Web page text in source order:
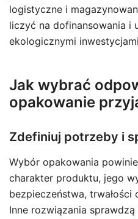
logistyczne i
liczyć na dofinansowania i
ekologicznymi
Jak wybrać
opakowanie
Zdefiniuj potrzeby i
Wybór opakowania
charakter produktu, jego
bezpieczeństwa,
Inne rozwiązania